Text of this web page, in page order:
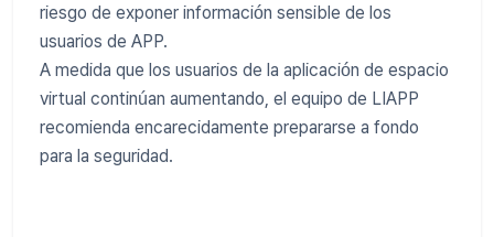
riesgo de exponer información sensible de los
usuarios de APP.
A medida que los usuarios de la aplicación de espacio
virtual continúan aumentando, el equipo de LIAPP
recomienda encarecidamente prepararse a fondo
para la seguridad.